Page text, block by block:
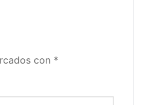
con *